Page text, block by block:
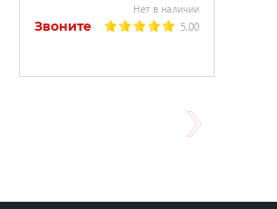
Нет в наличии
Звоните 5.00